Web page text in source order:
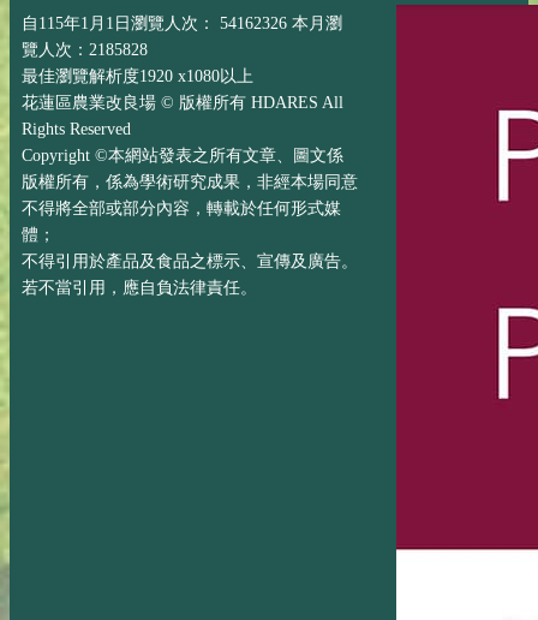
自115年1月1日瀏覽人次： 54162326 本月瀏
覽人次：2185828
最佳瀏覽解析度1920 x1080以上
花蓮區農業改良場 © 版權所有 HDARES All
Rights Reserved
Copyright ©本網站發表之所有文章、圖文係
版權所有，係為學術研究成果，非經本場同意
不得將全部或部分內容，轉載於任何形式媒
體；
不得引用於產品及食品之標示、宣傳及廣告。
若不當引用，應自負法律責任。